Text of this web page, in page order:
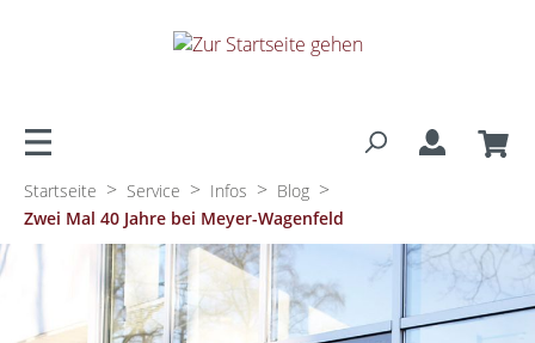
Startseite > Service > Infos > Blog >
Zwei Mal 40 Jahre bei Meyer-Wagenfeld